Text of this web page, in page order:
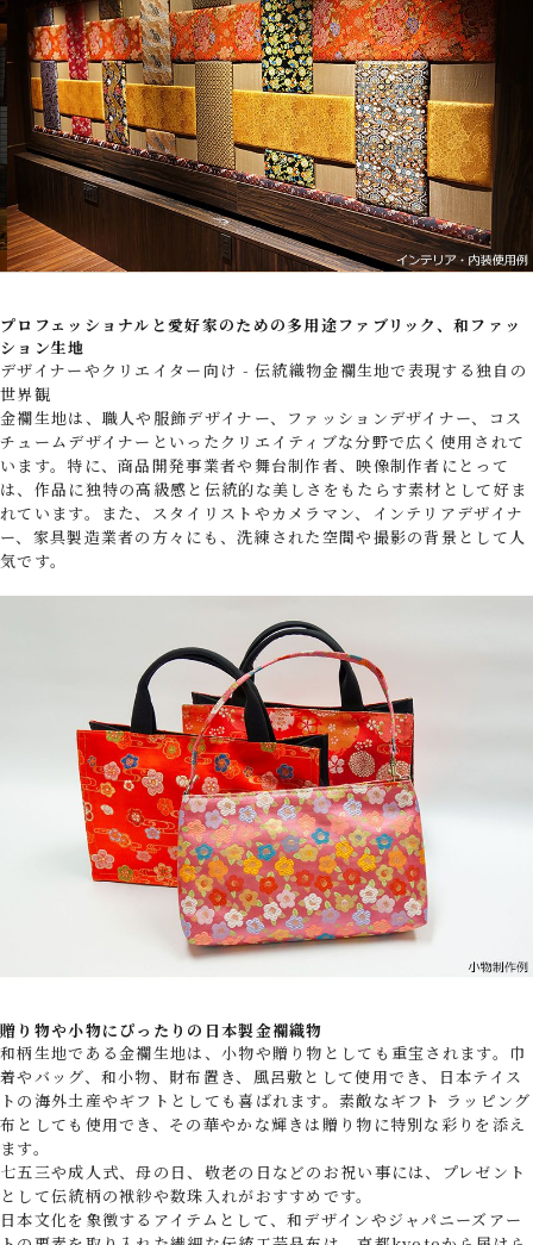
プロフェッショナルと愛好家のための多用途ファブリック、和ファッ
ション生地
デザイナーやクリエイター向け - 伝統織物金襴生地で表現する独自の
世界観
金襴生地は、職人や服飾デザイナー、ファッションデザイナー、コス
チュームデザイナーといったクリエイティブな分野で広く使用されて
います。特に、商品開発事業者や舞台制作者、映像制作者にとって
は、作品に独特の高級感と伝統的な美しさをもたらす素材として好ま
れています。また、スタイリストやカメラマン、インテリアデザイナ
ー、家具製造業者の方々にも、洗練された空間や撮影の背景として人
気です。
贈り物や小物にぴったりの日本製金襴織物
和柄生地である金襴生地は、小物や贈り物としても重宝されます。巾
着やバッグ、和小物、財布置き、風呂敷として使用でき、日本テイス
トの海外土産やギフトとしても喜ばれます。素敵なギフト ラッピング
布としても使用でき、その華やかな輝きは贈り物に特別な彩りを添え
ます。
七五三や成人式、母の日、敬老の日などのお祝い事には、プレゼント
として伝統柄の袱紗や数珠入れがおすすめです。
日本文化を象徴するアイテムとして、和デザインやジャパニーズアー